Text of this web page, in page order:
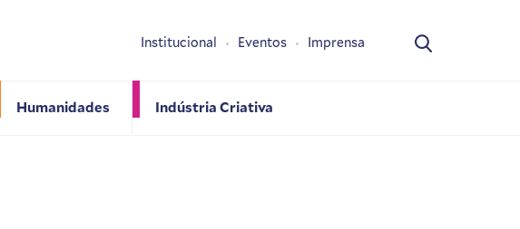
Humanidades Indústria Criativa
Institucional Eventos Imprensa